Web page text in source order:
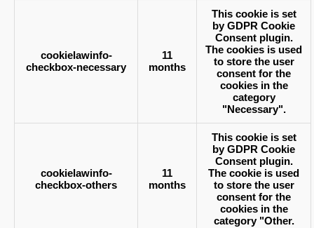
cookielawinfo-
checkbox-necessary
11
months
This cookie is set
by GDPR Cookie
Consent plugin.
The cookies is used
to store the user
consent for the
cookies in the
category
"Necessary".
cookielawinfo-
checkbox-others
11
months
This cookie is set
by GDPR Cookie
Consent plugin.
The cookie is used
to store the user
consent for the
cookies in the
category "Other.